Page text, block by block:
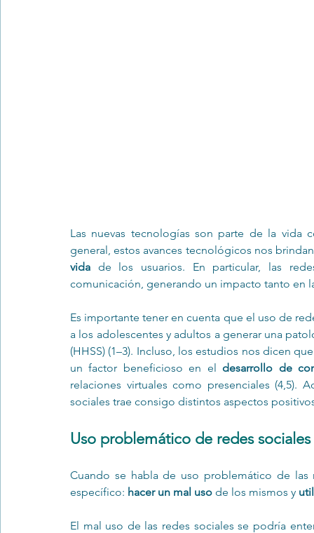
Las nuevas tecnologías son parte de la vida
general, estos avances tecnológicos nos
vida de los usuarios. En particular, las
comunicación, generando un impacto tanto en
Es importante tener en cuenta que el uso de
a los adolescentes y adultos a generar una
(HHSS) (1–3). Incluso, los estudios nos dicen
un factor beneficioso en el desarrollo de
relaciones virtuales como presenciales (4,5).
sociales trae consigo distintos aspectos
Uso problemático de redes sociales
Cuando se habla de uso problemático de las
específico: hacer un mal uso de los mismos y
El mal uso de las redes sociales se podría